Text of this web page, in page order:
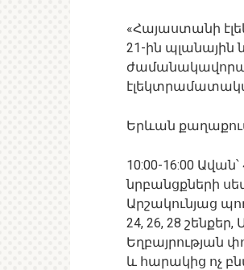
«Հայաստանի
21-ին
Երևան
10:00-16:00
նրբանցքների
Արշակունյաց
24, 26, 28
Եղբայրության
և հարակից ոչ